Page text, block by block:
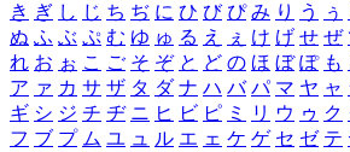
き ぎ し じ ち ぢ に ひ び ぴ み り う ぅ
ぬ ふ ぶ ぷ む ゆ ゅ る え ぇ け げ せ ぜ
れ お ぉ こ ご そ ぞ と ど の ほ ぼ ぽ も
ア ァ カ サ ザ タ ダ ナ ハ バ パ マ ヤ ャ
ギ シ ジ チ ヂ ニ ヒ ビ ピ ミ リ ウ ゥ ク
フ ブ プ ム ユ ュ ル エ ェ ケ ゲ セ ゼ テ